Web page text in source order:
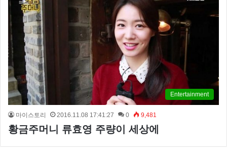
Entertainment
마이스토리 2016.11.08 17:41:27 0 9,481
황금주머니 류효영 주량이 세상에